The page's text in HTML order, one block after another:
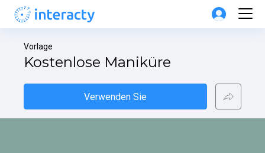
Vorlage
Kostenlose Maniküre
Verwenden Sie